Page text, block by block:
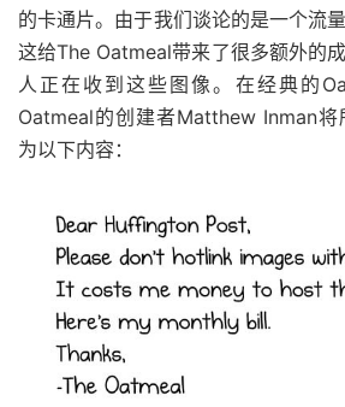
的卡通片。由于我们谈论的是一个流
这给The Oatmeal带来了很多额外的
人正在收到这些图像。在经典的
Oatmeal的创建者Matthew Inman
为以下内容：